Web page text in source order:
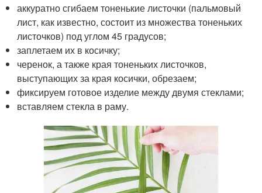
аккуратно сгибаем тоненькие листочки (пальмовый
лист, как известно, состоит из множества тоненьких
листочков) под углом 45 градусов;
заплетаем их в косичку;
черенок, а также края тоненьких листочков,
выступающих за края косички, обрезаем;
фиксируем готовое изделие между двумя стеклами;
вставляем стекла в раму.